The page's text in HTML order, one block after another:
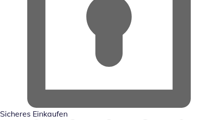
Sicheres Einkaufen